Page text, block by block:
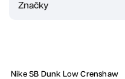
Značky
Sleva
Nike SB Dunk Low Crenshaw